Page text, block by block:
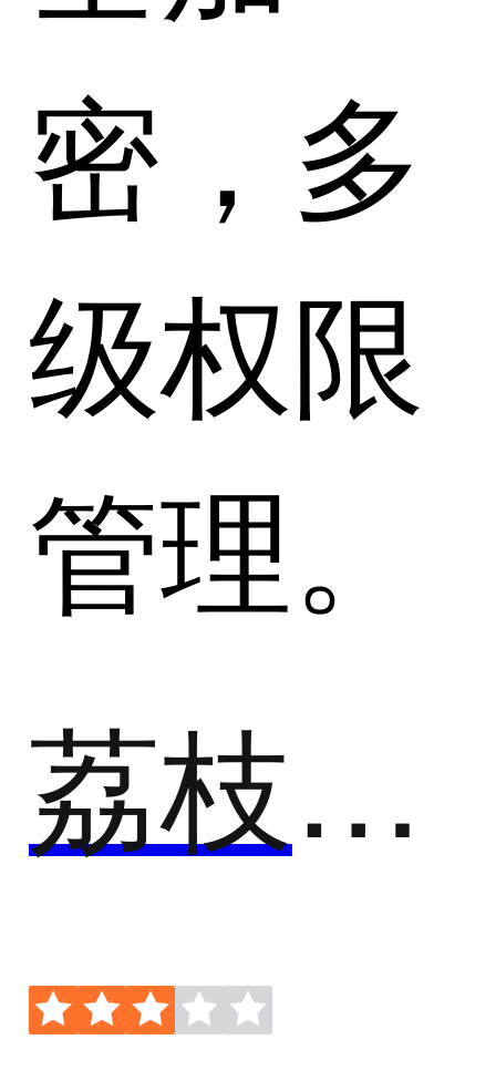
密，多
级权限
管理。
荔枝微课